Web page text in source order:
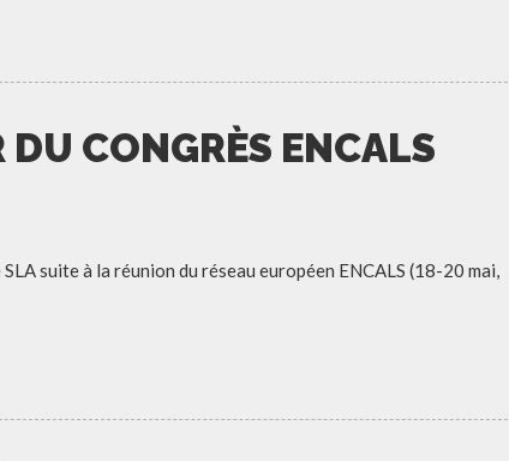
CONGRÈS ENCALS
suite à la réunion du réseau européen ENCALS (18-20 mai,